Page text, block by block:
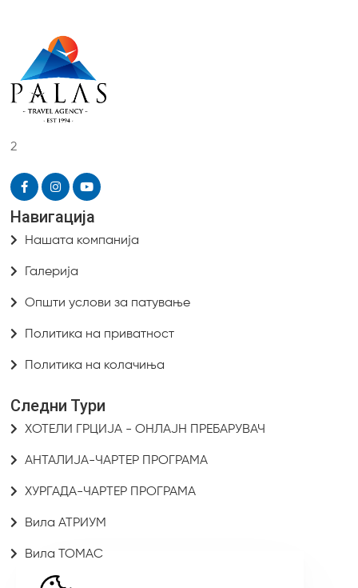
2
Навигација
Нашата компанија
Галерија
Општи услови за патување
Политика на приватност
Политика на колачиња
Следни Тури
ХОТЕЛИ ГРЦИЈА - ОНЛАЈН ПРЕБАРУВАЧ
АНТАЛИЈА-ЧАРТЕР ПРОГРАМА
ХУРГАДА-ЧАРТЕР ПРОГРАМА
Вила АТРИУМ
Вила ТОМАС